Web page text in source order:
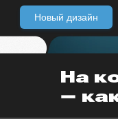
Новый дизайн